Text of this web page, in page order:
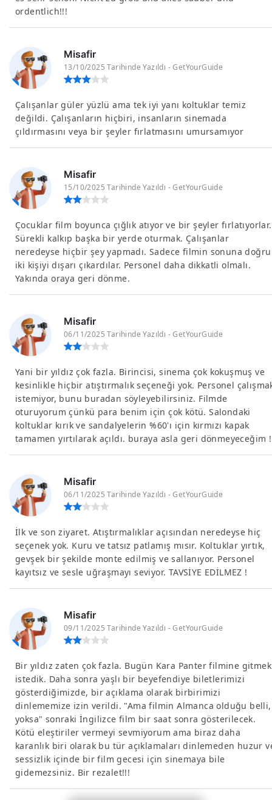
ordentlich!!!
Misafir
13/10/2025 Tarihinde Yazıldı - GetYourGuide
Çalışanlar güler yüzlü ama tek iyi yanı koltuklar temiz
değildi. Çalışanların hiçbiri, insanların sinemada
çıldırmasını veya bir şeyler fırlatmasını umursamıyor
Misafir
15/10/2025 Tarihinde Yazıldı - GetYourGuide
Çocuklar film boyunca çığlık atıyor ve bir şeyler fırlatıyorlar.
Sürekli kalkıp başka bir yerde oturmak. Çalışanlar
neredeyse hiçbir şey yapmadı. Sadece filmin sonuna doğru
iki kişiyi dışarı çıkardılar. Personel daha dikkatli olmalı.
Yakında oraya geri dönme.
Misafir
06/11/2025 Tarihinde Yazıldı - GetYourGuide
Yani bir yıldız çok fazla. Birincisi, sinema çok kokuşmuş ve
kesinlikle hiçbir atıştırmalık seçeneği yok. Personel
istemiyor, bunu buradan söyleyebilirsiniz. Filmde
oturuyorum çünkü para benim için çok kötü. Salondaki
koltuklar kırık ve sandalyelerin %60'ı için kırmızı kapak
tamamen yırtılarak açıldı. buraya asla geri dönmeyeceğim !
Misafir
06/11/2025 Tarihinde Yazıldı - GetYourGuide
İlk ve son ziyaret. Atıştırmalıklar açısından neredeyse hiç
seçenek yok. Kuru ve tatsız patlamış mısır. Koltuklar yırtık,
gevşek bir şekilde monte edilmiş ve sallanıyor. Personel
kayıtsız ve sesle uğraşmayı seviyor. TAVSİYE EDİLMEZ !
Misafir
09/11/2025 Tarihinde Yazıldı - GetYourGuide
Bir yıldız zaten çok fazla. Bugün Kara Panter filmine gitmek
istedik. Daha sonra yaşlı bir beyefendiye biletlerimizi
gösterdiğimizde, bir açıklama olarak birbirimizi
dinlememize izin verildi. "Ama filmin Almanca olduğu belli,
yoksa" sonraki İngilizce film bir saat sonra gösterilecek.
Kötü eleştiriler vermeyi sevmiyorum ama biraz daha
karanlık biri olarak bu tür açıklamaları dinlemeden huzur
sessizlik içinde bir film gecesi için sinemaya bile
gidemezsiniz. Bir rezalet!!!